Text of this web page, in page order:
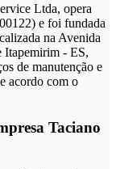
Ltda, opera
e foi fundada
na Avenida
Itapemirim - ES,
de manutenção e
acordo com o
Taciano